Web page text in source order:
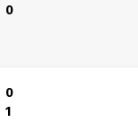
0
0
1